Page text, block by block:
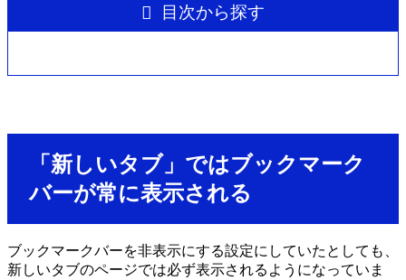
目次から探す
「新しいタブ」ではブックマーク
バーが常に表示される
ブックマークバーを非表示にする設定にしていたとしても、
新しいタブのページでは必ず表示されるようになっていま